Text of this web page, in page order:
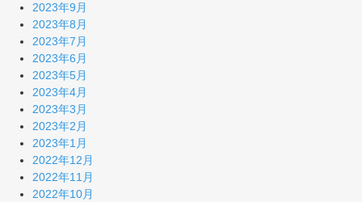
2023年9月
2023年8月
2023年7月
2023年6月
2023年5月
2023年4月
2023年3月
2023年2月
2023年1月
2022年12月
2022年11月
2022年10月